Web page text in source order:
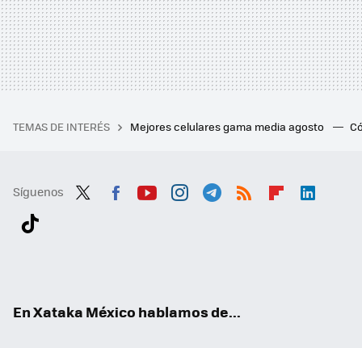
TEMAS DE INTERÉS Mejores celulares gama media agosto
Síguenos
En Xataka México hablamos de...